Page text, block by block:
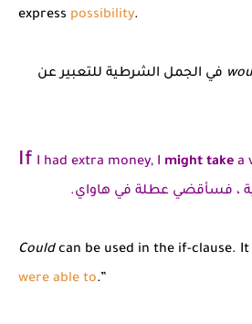
express possibility.
في الجمل الشرطية للتعبير عن
If I had extra money, I might take a
، فسأقضي عطلة في هاواي.
Couldcan be used in the if-clause. It
were able to.”